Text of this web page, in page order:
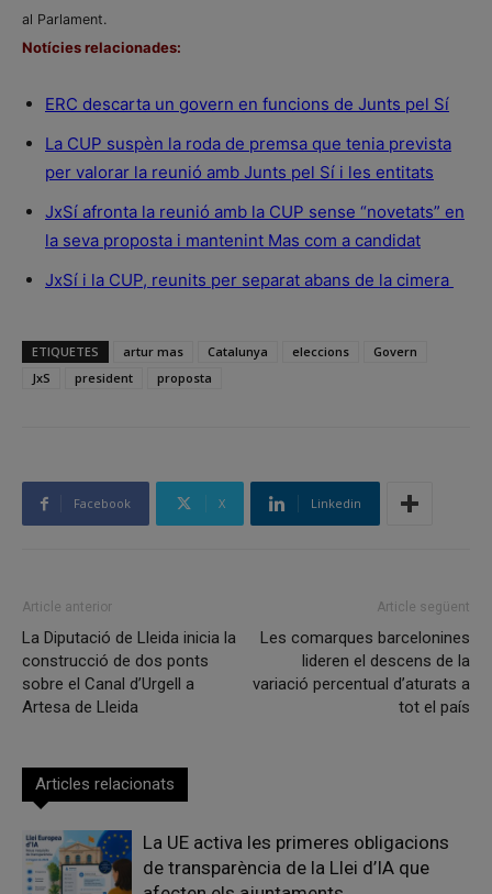
al Parlament.
Notícies relacionades:
ERC descarta un govern en funcions de Junts pel Sí
La CUP suspèn la roda de premsa que tenia prevista
per valorar la reunió amb Junts pel Sí i les entitats
JxSí afronta la reunió amb la CUP sense “novetats” en
la seva proposta i mantenint Mas com a candidat
JxSí i la CUP, reunits per separat abans de la cimera
ETIQUETES artur mas Catalunya eleccions
Govern
JxS
president proposta
Facebook X Linkedin
Article anterior
La Diputació de Lleida inicia la
construcció de dos ponts
sobre el Canal d’Urgell a
Artesa de Lleida
Article següent
Les comarques barcelonines
lideren el descens de la
variació percentual d’aturats a
tot el país
Articles relacionats
La UE activa les primeres obligacions
de transparència de la Llei d’IA que